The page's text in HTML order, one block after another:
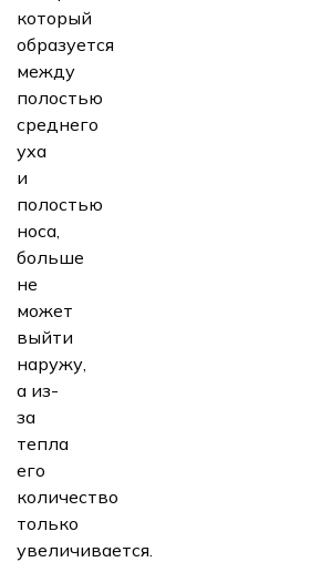
который
образуется
между
полостью
среднего
уха
и
полостью
носа,
больше
не
может
выйти
наружу,
а из-
за
тепла
его
количество
только
увеличивается.